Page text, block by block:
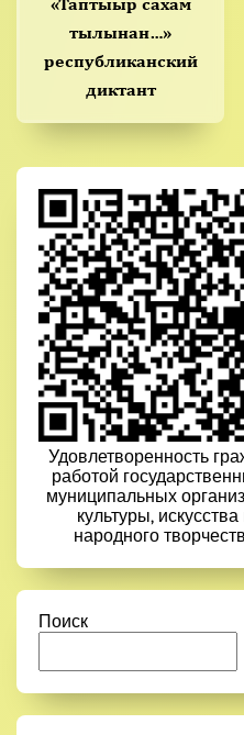
«Таптыыр сахам
тылынан…»
республиканский
диктант
Удовлетворенность
работой
муниципальных
культуры, искусства
народного
Поиск